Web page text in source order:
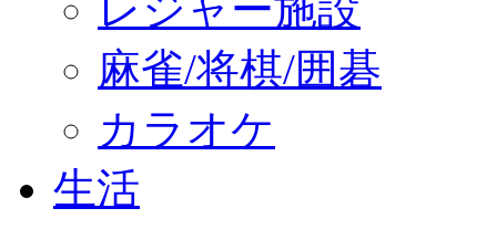
麻雀/将棋/囲碁
カラオケ
生活